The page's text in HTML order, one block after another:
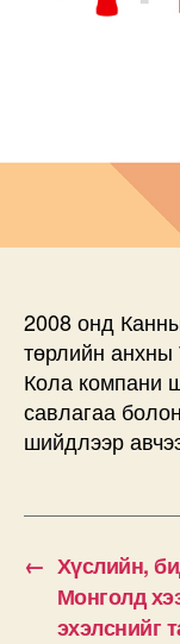
2008 онд
төрлийн анхны
Кола компани
савлагаа
шийдлээр
← Хүслийн,
Монголд
эхэлснийг